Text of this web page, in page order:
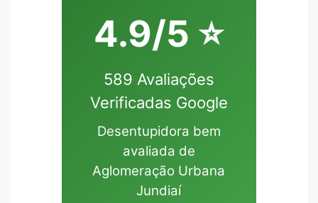
4.9/5 ⭐
589 Avaliações
Verificadas Google
Desentupidora bem
avaliada de
Aglomeração Urbana
Jundiaí